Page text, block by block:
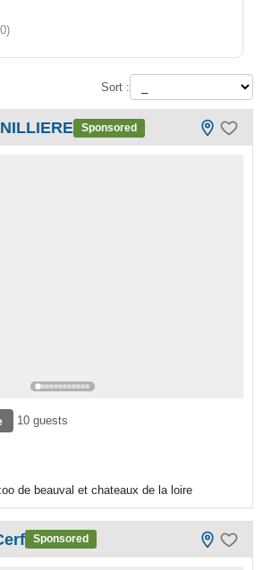
Sort :
Sponsored
10 guests
de beauval et chateaux de la loire
Sponsored